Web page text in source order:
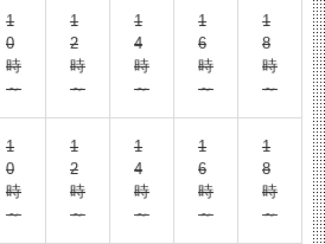
1
0
時
～
1
2
時
～
1
4
時
～
1
6
時
～
1
8
時
～
1
0
時
～
1
2
時
～
1
4
時
～
1
6
時
～
1
8
時
～